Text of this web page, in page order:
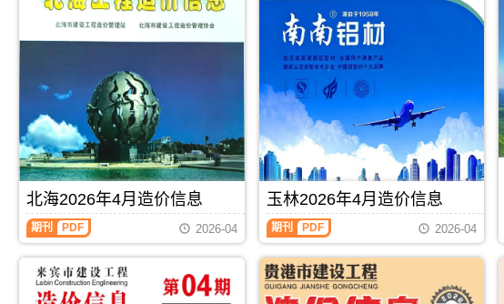
池
市
造
价
信
息
期
刊
北海2026年4月造价信息
期刊 PDF 2026-04
玉林2026年4月造价信息
期刊 PDF 2026-04